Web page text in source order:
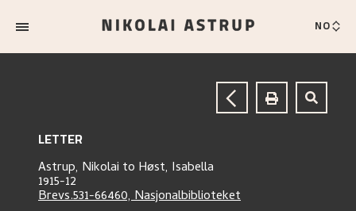
NO
LETTER
Astrup, Nikolai to Høst, Isabella
1915-12
Brevs.531-66460, Nasjonalbiblioteket